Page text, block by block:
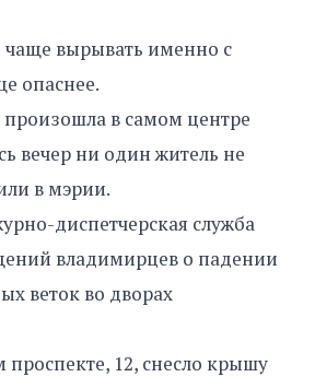
чаще вырывать именно с
опаснее.
произошла в самом центре
вечер ни один житель не
в мэрии.
диспетчерская служба
владимирцев о падении
веток во дворах
12, снесло крышу